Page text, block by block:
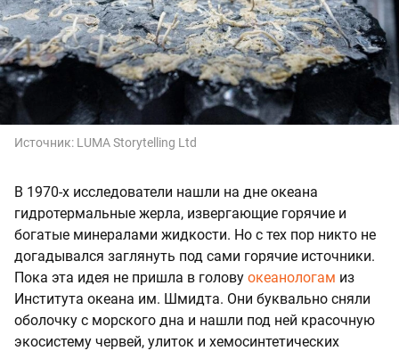
Источник: LUMA Storytelling Ltd
В 1970-х исследователи нашли на дне океана
гидротермальные жерла, извергающие горячие и
богатые минералами жидкости. Но с тех пор никто не
догадывался заглянуть под сами горячие источники.
Пока эта идея не пришла в голову океанологам из
Института океана им. Шмидта. Они буквально сняли
оболочку с морского дна и нашли под ней красочную
экосистему червей, улиток и хемосинтетических